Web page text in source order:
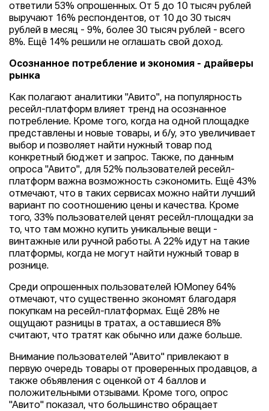
ответили 53% опрошенных. От 5 до 10 тысяч рублей
выручают 16% респондентов, от 10 до 30 тысяч
рублей в месяц - 9%, более 30 тысяч рублей - всего
8%. Ещё 14% решили не оглашать свой доход.
Осознанное потребление и экономия - драйверы
рынка
Как полагают аналитики "Авито", на популярность
ресейл-платформ влияет тренд на осознанное
потребление. Кроме того, когда на одной площадке
представлены и новые товары, и б/у, это увеличивает
выбор и позволяет найти нужный товар под
конкретный бюджет и запрос. Также, по данным
опроса "Авито", для 52% пользователей ресейл-
платформ важна возможность сэкономить. Ещё 43%
отмечают, что в таких сервисах можно найти лучший
вариант по соотношению цены и качества. Кроме
того, 33% пользователей ценят ресейл-площадки за
то, что там можно купить уникальные вещи -
винтажные или ручной работы. А 22% идут на такие
платформы, когда не могут найти нужный товар в
рознице.
Среди опрошенных пользователей ЮMoney 64%
отмечают, что существенно экономят благодаря
покупкам на ресейл-платформах. Ещё 28% не
ощущают разницы в тратах, а оставшиеся 8%
считают, что тратят как обычно или даже больше.
Внимание пользователей "Авито" привлекают в
первую очередь товары от проверенных продавцов, а
также объявления с оценкой от 4 баллов и
положительными отзывами. Кроме того, опрос
"Авито" показал, что большинство обращает